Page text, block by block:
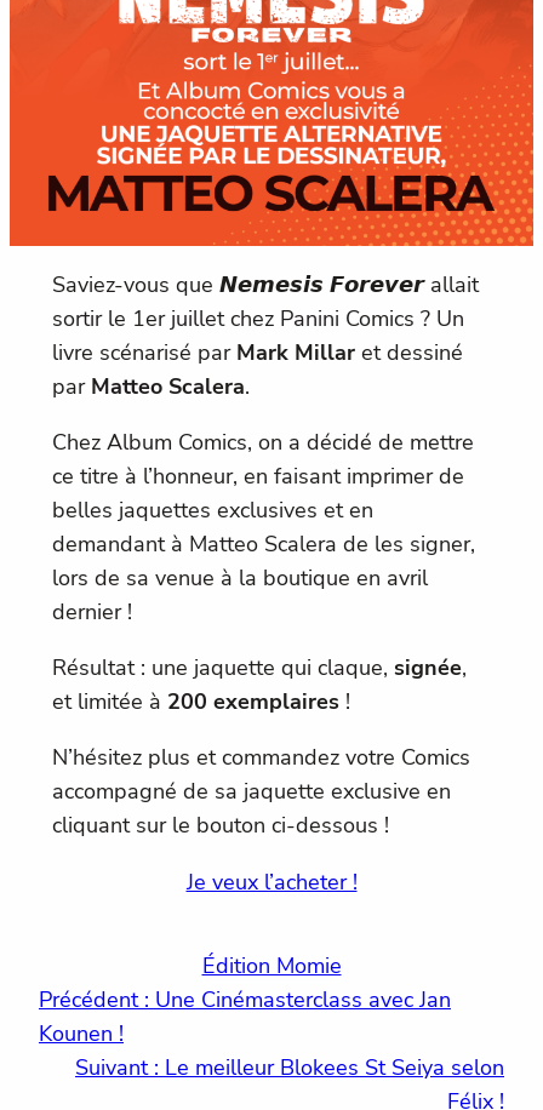
Saviez-vous que 𝙉𝙚𝙢𝙚𝙨𝙞𝙨 𝙁𝙤𝙧𝙚𝙫𝙚𝙧 allait
sortir le 1er juillet chez Panini Comics ? Un
livre scénarisé par Mark Millaret dessiné
par Matteo Scalera.
Chez Album Comics, on a décidé de mettre
ce titre à l’honneur, en faisant imprimer de
belles jaquettes exclusives et en
demandant à Matteo Scalera de les signer,
lors de sa venue à la boutique en avril
dernier !
Résultat : une jaquette qui claque, signée,
et limitée à 200 exemplaires!
N’hésitez plus et commandez votre Comics
accompagné de sa jaquette exclusive en
cliquant sur le bouton ci-dessous !
Je veux l’acheter !
Édition Momie
Précédent : Une Cinémasterclass avec Jan
Kounen !
Suivant : Le meilleur Blokees St Seiya selon
Félix !